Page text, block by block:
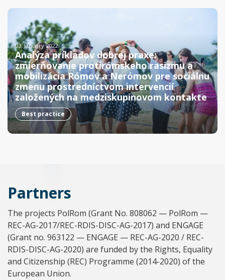
03. January 2022.
Analýza príkladov dobrej praxe:
zmierňovanie protirómskeho rasizmu a
mobilizácia Rómov a Nerómov pre sociálnu
zmenu prostredníctvom intervencií
založených na medziskupinovom kontakte
Best practice
Partners
The projects PolRom (Grant No. 808062 — PolRom —
REC-AG-2017/REC-RDIS-DISC-AG-2017) and ENGAGE
(Grant no. 963122 — ENGAGE — REC-AG-2020 / REC-
RDIS-DISC-AG-2020) are funded by the Rights, Equality
and Citizenship (REC) Programme (2014-2020) of the
European Union.